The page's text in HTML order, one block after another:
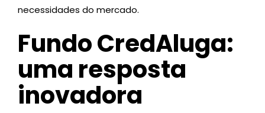
necessidades do mercado.
Fundo CredAluga:
uma resposta
inovadora